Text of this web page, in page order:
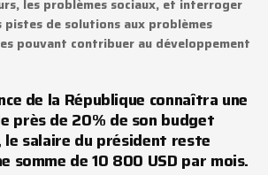
les problèmes sociaux, et interroger
pistes de solutions aux problèmes
pouvant contribuer au développement
de la République connaîtra une
près de 20% de son budget
le salaire du président reste
somme de 10 800 USD par mois.